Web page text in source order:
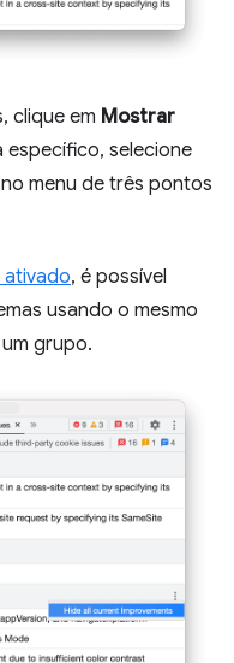
clique em Mostrar
específico, selecione
no menu de três pontos
, é possível
usando o mesmo
grupo.